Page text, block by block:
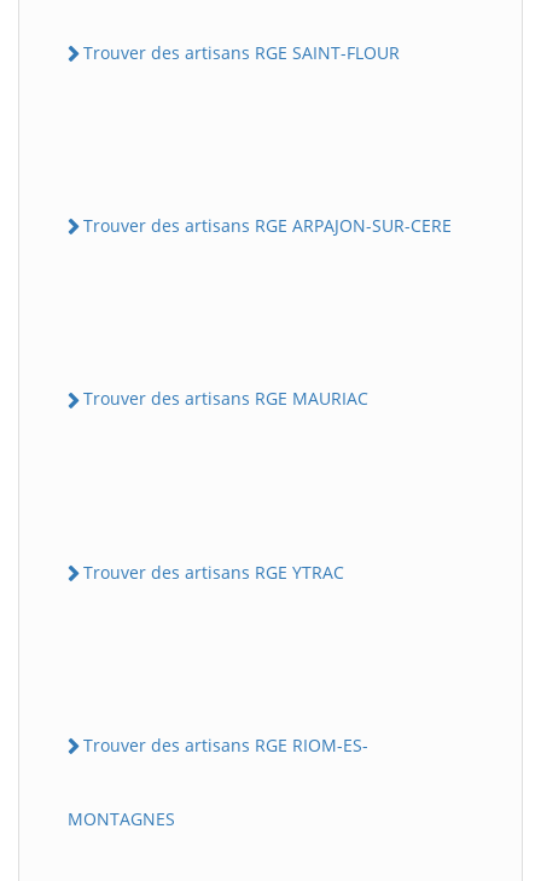
Trouver des artisans RGE SAINT-FLOUR
Trouver des artisans RGE ARPAJON-SUR-CERE
Trouver des artisans RGE MAURIAC
Trouver des artisans RGE YTRAC
Trouver des artisans RGE RIOM-ES-
MONTAGNES